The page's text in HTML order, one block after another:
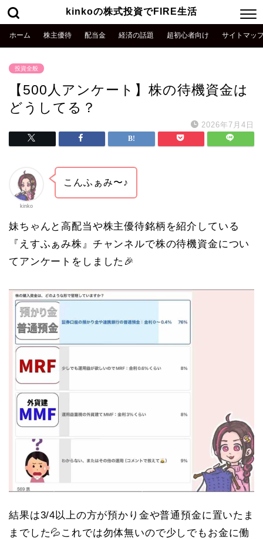
kinkoの株式投資でFIRE生活
ホーム 株主優待 配当金 経済の話題 超初心者向け サイトマッ
投資全般
【500人アンケート】株の待機資金は
どうしてる？
2026年7月4日
kinko
こんふぁみ〜♪
妹ちゃんと高配当や株主優待銘柄を紹介している
『えすふぁみ株』チャンネルで株の待機資金につい
てアンケートをしました🎉
結果は3/4以上の方が預かり金や普通預金に置いたま
までした💦これでは勿体無いので少しでもお金に働